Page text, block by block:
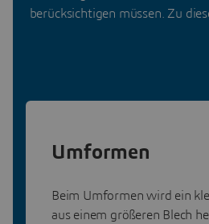
berücksichtigen müssen. Zu
Umformen
Beim Umformen wird ein
aus einem größeren Blech